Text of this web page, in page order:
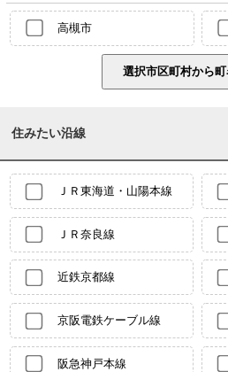
高槻市
住みたい沿線
ＪＲ東海道・山陽本線
ＪＲ奈良線
近鉄京都線
京阪電鉄ケーブル線
阪急神戸本線